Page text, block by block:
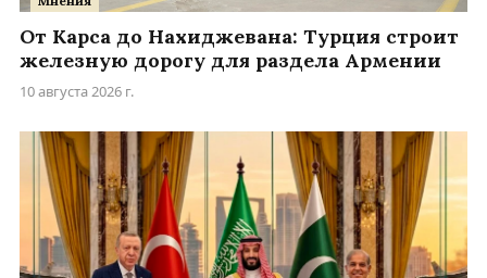
От Карса до Нахиджевана: Турция строит
железную дорогу для раздела Армении
10 августа 2026 г.